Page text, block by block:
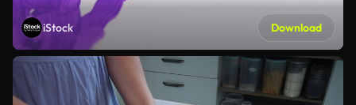
iStock Download